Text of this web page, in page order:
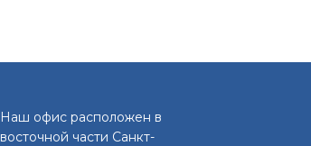
Наш офис расположен в
восточной части Санкт-